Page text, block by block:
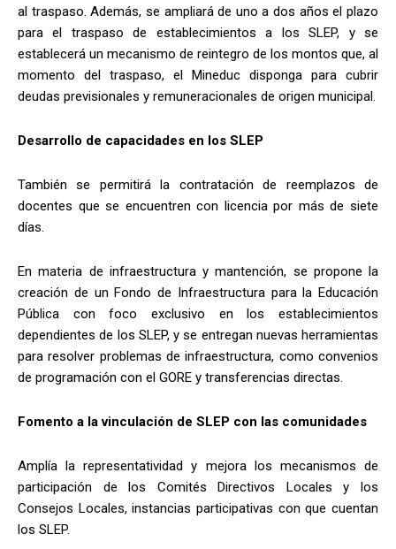
al traspaso. Además, se ampliará de uno a dos años el plazo
para el traspaso de establecimientos a los SLEP, y se
establecerá un mecanismo de reintegro de los montos que, al
momento del traspaso, el Mineduc disponga para cubrir
deudas previsionales y remuneracionales de origen municipal.
Desarrollo de capacidades en los SLEP
También se permitirá la contratación de reemplazos de
docentes que se encuentren con licencia por más de siete
días.
En materia de infraestructura y mantención, se propone la
creación de un Fondo de Infraestructura para la Educación
Pública con foco exclusivo en los establecimientos
dependientes de los SLEP, y se entregan nuevas herramientas
para resolver problemas de infraestructura, como convenios
de programación con el GORE y transferencias directas.
Fomento a la vinculación de SLEP con las comunidades
Amplía la representatividad y mejora los mecanismos de
participación de los Comités Directivos Locales y los
Consejos Locales, instancias participativas con que cuentan
los SLEP.